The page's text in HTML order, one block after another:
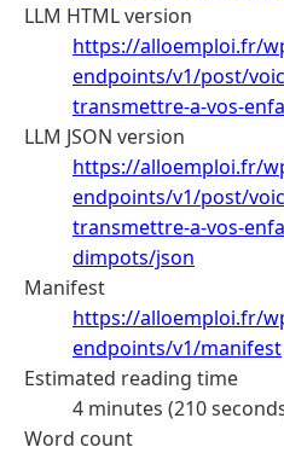
LLM HTML version
https://alloemploi.fr/
endpoints/v1/post/
transmettre-a-vos-
LLM JSON version
https://alloemploi.fr/
endpoints/v1/post/
transmettre-a-vos-
dimpots/json
Manifest
https://alloemploi.fr/
endpoints/v1/manifest
Estimated reading time
4 minutes (210
Word count